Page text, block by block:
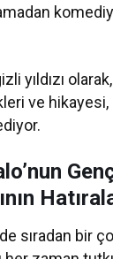
yıldızı
ve
sıradan bir